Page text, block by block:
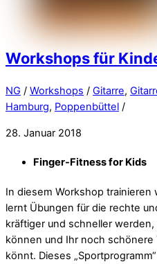
Workshops für
NG / Workshops / Gitarre,
Hamburg, Poppenbüttel /
28. Januar 2018
Finger-Fitness for Kids
In diesem Workshop trainieren
lernt Übungen für die rechte
kräftiger und schneller
können und Ihr noch schönere
könnt. Dieses